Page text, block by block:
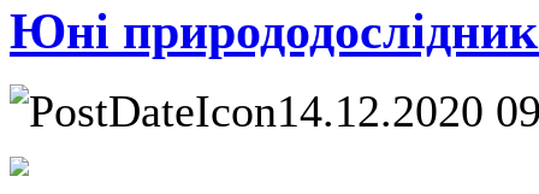
Юні
14.12.2020